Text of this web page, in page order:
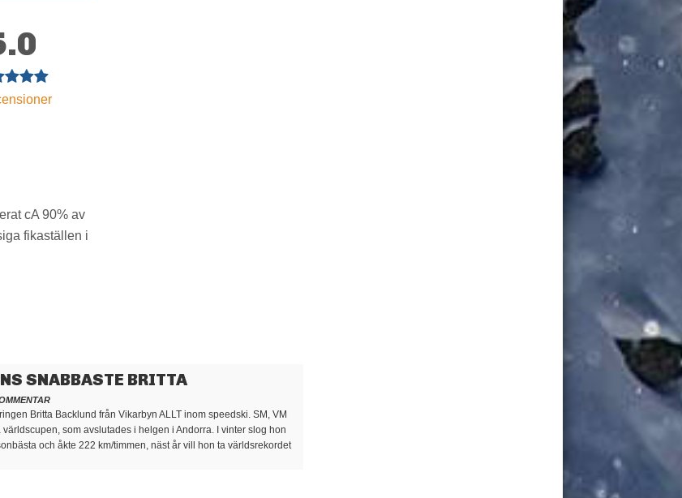
cA 90% av
fikaställen i
SNABBASTE BRITTA
Britta Backlund från Vikarbyn ALLT inom speedski. SM, VM
världscupen, som avslutades i helgen i Andorra. I vinter slog hon
och åkte 222 km/timmen, näst år vill hon ta världsrekordet